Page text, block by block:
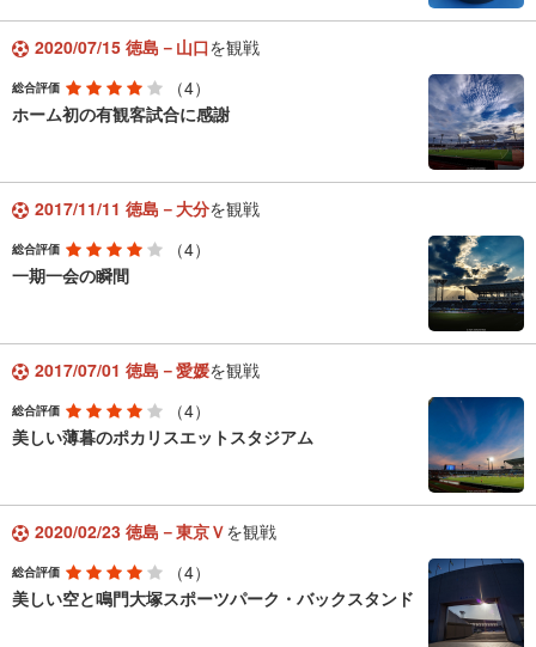
2020/07/15 徳島－山口を観戦
総合評価
（4）
ホーム初の有観客試合に感謝
2017/11/11 徳島－大分を観戦
総合評価
（4）
一期一会の瞬間
2017/07/01 徳島－愛媛を観戦
総合評価
（4）
美しい薄暮のポカリスエットスタジアム
2020/02/23 徳島－東京Ｖを観戦
総合評価
（4）
美しい空と鳴門大塚スポーツパーク・バックスタンド